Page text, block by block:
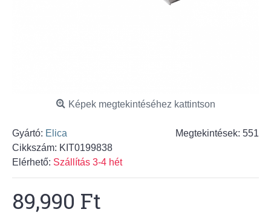
Képek megtekintéséhez kattintson
Megtekintések: 551
Gyártó: Elica
Cikkszám: KIT0199838
Elérhető: Szállítás 3-4 hét
89,990 Ft